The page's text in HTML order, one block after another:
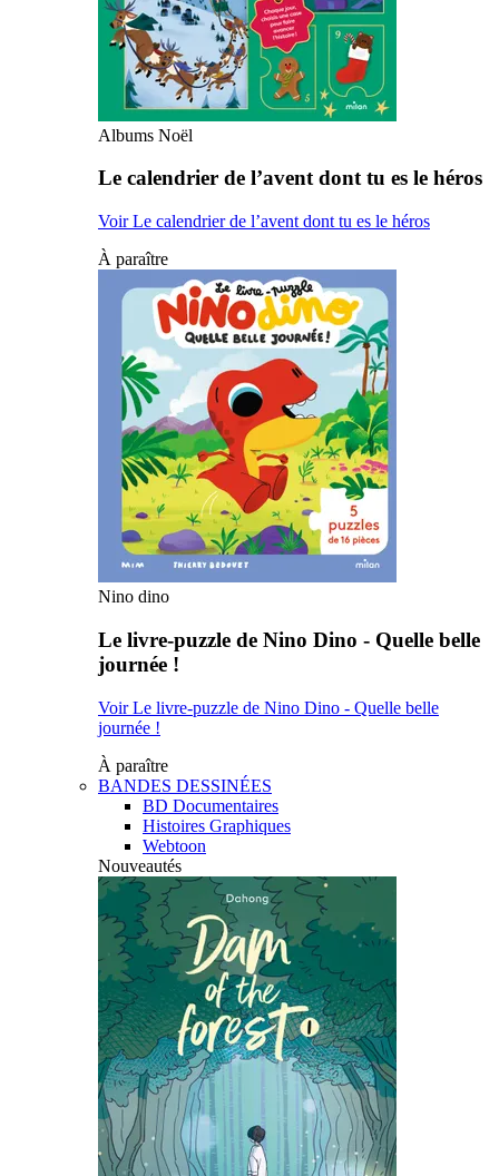
Albums Noël
Le calendrier de l’avent dont tu es le héros
Voir Le calendrier de l’avent dont tu es le héros
À paraître
Nino dino
Le livre-puzzle de Nino Dino - Quelle belle
journée !
Voir Le livre-puzzle de Nino Dino - Quelle belle
journée !
À paraître
BANDES DESSINÉES
BD Documentaires
Histoires Graphiques
Webtoon
Nouveautés